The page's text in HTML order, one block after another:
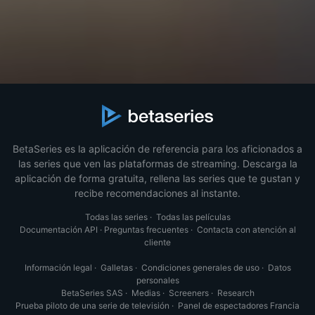
BetaSeries es la aplicación de referencia para los aficionados a
las series que ven las plataformas de streaming. Descarga la
aplicación de forma gratuita, rellena las series que te gustan y
recibe recomendaciones al instante.
Todas las series· Todas las películas
Documentación API · Preguntas frecuentes· Contacta con atención al
cliente
Información legal · Galletas· Condiciones generales de uso· Datos
personales
BetaSeries SAS · Medias· Screeners· Research
Prueba piloto de una serie de televisión · Panel de espectadores Francia